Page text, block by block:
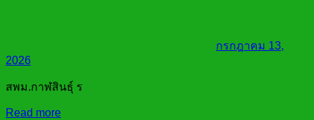
กรกฎาคม 13,
2026
สพม.กาฬสินธุ์ ร
Read more